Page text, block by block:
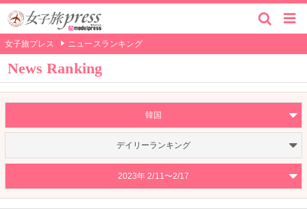
女子旅プレス ニュースランキング
News Ranking
韓国
デイリーランキング
2023年 2/11〜2/17